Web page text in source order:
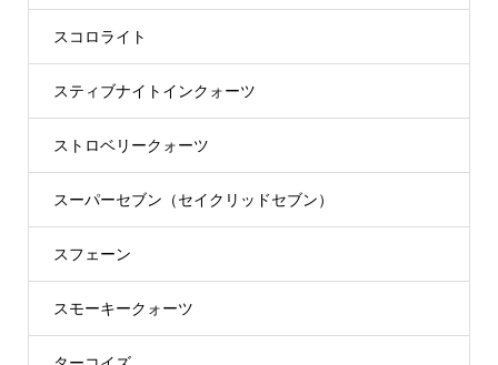
スコロライト
スティブナイトインクォーツ
ストロベリークォーツ
スーパーセブン（セイクリッドセブン）
スフェーン
スモーキークォーツ